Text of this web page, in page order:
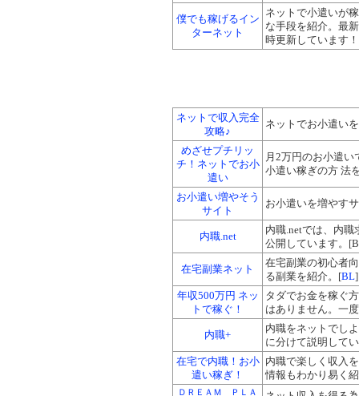
僕でも稼げるイン
ターネット
ネットで小遣いが
な手段を紹介。最
時更新しています
ネットで収入完全
攻略♪
ネットでお小遣い
めざせプチリッ
チ！ネットでお小
遣い
月2万円のお小遣
小遣い稼ぎの方 法
お小遣い増やそう
サイト
お小遣いを増やす
内職.net
内職.netでは、内
公開しています。
在宅副業ネット
在宅副業の初心者
る副業を紹介。[BL]
年収500万円 ネッ
トで稼ぐ！
タダでお金を稼ぐ
はありません。一
内職+
内職をネットでし
に分けて説明して
在宅で内職！お小
遣い稼ぎ！
内職で楽しく収入
情報もわかり易く
ＤＲＥＡＭ ＰＬＡ